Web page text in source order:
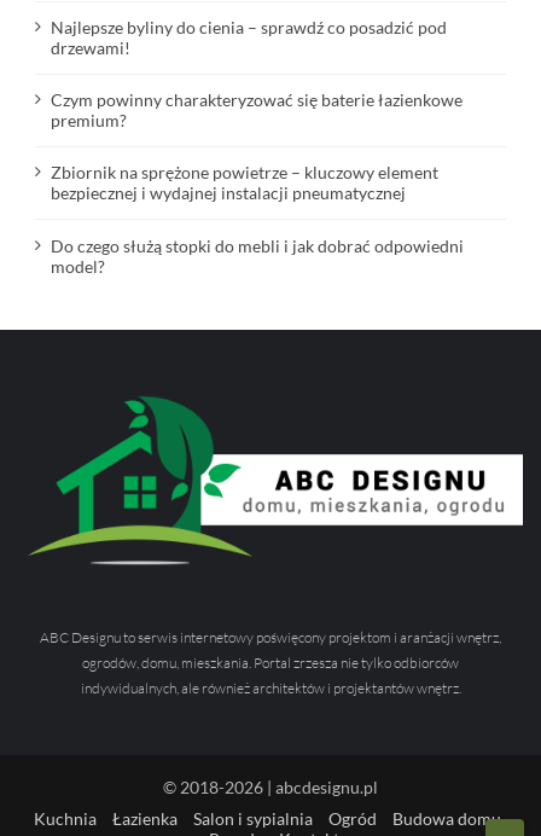
Najlepsze byliny do cienia – sprawdź co posadzić pod
drzewami!
Czym powinny charakteryzować się baterie łazienkowe
premium?
Zbiornik na sprężone powietrze – kluczowy element
bezpiecznej i wydajnej instalacji pneumatycznej
Do czego służą stopki do mebli i jak dobrać odpowiedni
model?
ABC Designu to serwis internetowy poświęcony projektom i aranżacji wnętrz,
ogrodów, domu, mieszkania. Portal zrzesza nie tylko odbiorców
indywidualnych, ale również architektów i projektantów wnętrz.
© 2018-2026 | abcdesignu.pl
Kuchnia
Łazienka Salon i sypialnia Ogród
Budowa domu